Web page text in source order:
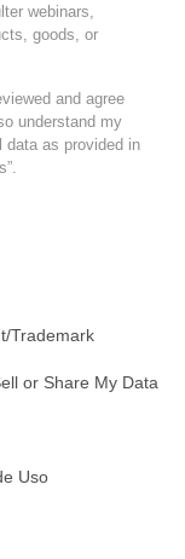
webinars,
goods, or
and agree
understand my
data as provided in
Trademark
or Share My Data
Uso